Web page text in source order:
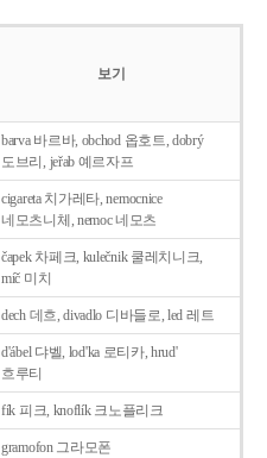
보기
barva 바르바, obchod 옵호트, dobrý
도브리, jeřab 예르자프
cigareta 치가레타, nemocnice
네모츠니체, nemoc 네모츠
čapek 차페크, kulečnik 쿨레치니크,
míč 미치
dech 데흐, divadlo 디바들로, led 레트
d'ábel 댜벨, lod'ka 로티카, hrud'
흐루티
fík 피크, knoflík 크노플리크
gramofon 그라모폰